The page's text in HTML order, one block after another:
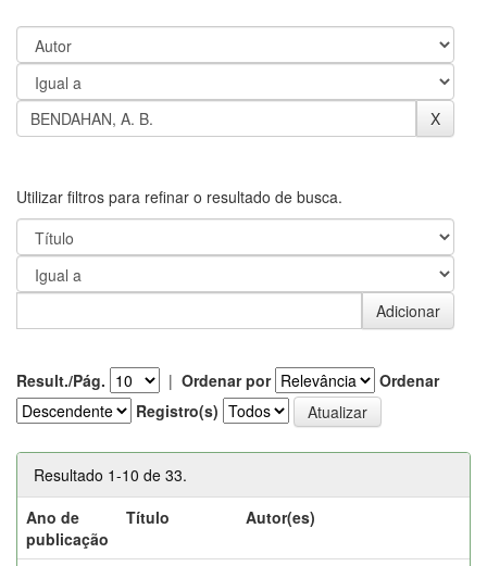
Utilizar filtros para refinar o resultado de busca.
Result./Pág. | Ordenar por
Ordenar
Registro(s)
Resultado 1-10 de 33.
Ano de
publicação
Título Autor(es)